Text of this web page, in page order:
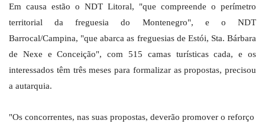
Em causa estão o NDT Litoral, "que compreende o perímetro
territorial da freguesia do Montenegro", e o NDT
Barrocal/Campina, "que abarca as freguesias de Estói, Sta. Bárbara
de Nexe e Conceição", com 515 camas turísticas cada, e os
interessados têm três meses para formalizar as propostas, precisou
a autarquia.
"Os concorrentes, nas suas propostas, deverão promover o reforço